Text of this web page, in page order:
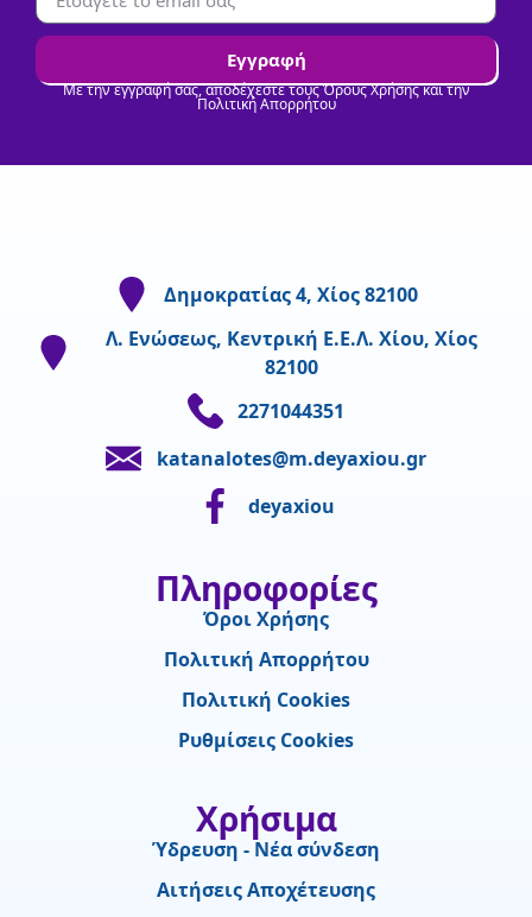
Εγγραφή
Με την εγγραφή σας, αποδέχεστε τους Όρους Χρήσης και την
Πολιτική Απορρήτου
Δημοκρατίας 4, Χίος 82100
Λ. Ενώσεως, Κεντρική Ε.Ε.Λ. Χίου, Χίος
82100
2271044351
katanalotes@m.deyaxiou.gr
deyaxiou
Πληροφορίες
Όροι Χρήσης
Πολιτική Απορρήτου
Πολιτική Cookies
Ρυθμίσεις Cookies
Χρήσιμα
Ύδρευση - Νέα σύνδεση
Αιτήσεις Αποχέτευσης